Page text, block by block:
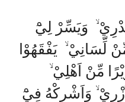
وَيَسِّرْ لِيْٓ
لِّسَانِيْ ۙ يَفْقَهُوْا
مِّنْ اَهْلِيْ
وَاَشْرِكْهُ فِيْٓ